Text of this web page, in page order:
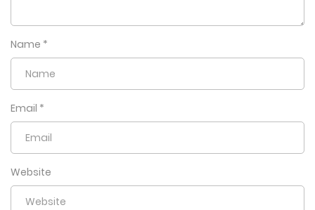
Name *
Email *
Website